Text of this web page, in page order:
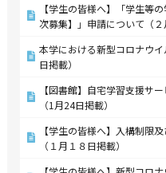
【学生の皆様へ】「学生等
次募集】」申請について（２
本学における新型コロナウ
日掲載）
【図書館】自宅学習支援サ
（1月24日掲載）
【学生の皆様へ】入構制限
（１月１８日掲載）